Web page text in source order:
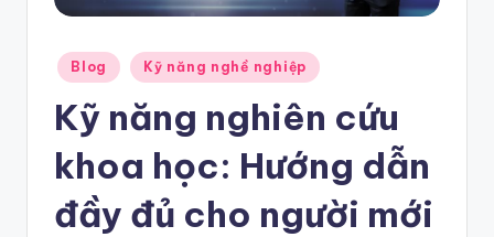
Posted
in
Blog Kỹ năng nghề nghiệp
Kỹ năng nghiên cứu
khoa học: Hướng dẫn
đầy đủ cho người mới